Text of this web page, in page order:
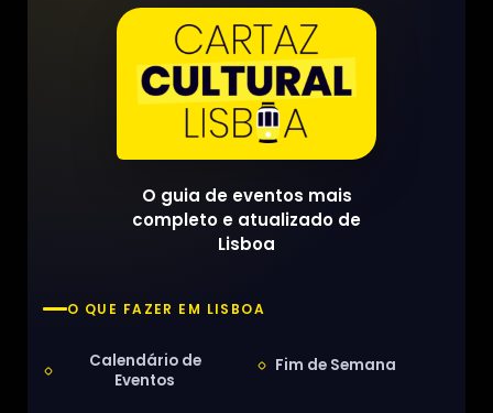
O guia de eventos mais
completo e atualizado de
Lisboa
O QUE FAZER EM LISBOA
Calendário de
Eventos
Fim de Semana